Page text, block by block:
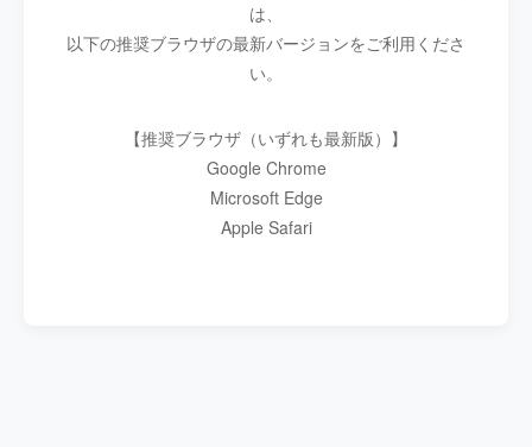
は、
以下の推奨ブラウザの最新バージョンをご利用くださ
い。
【推奨ブラウザ（いずれも最新版）】
Google Chrome
Microsoft Edge
Apple Safari